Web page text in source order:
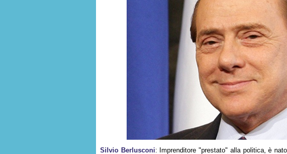
Silvio Berlusconi: Imprenditore "prestato" alla politica, è